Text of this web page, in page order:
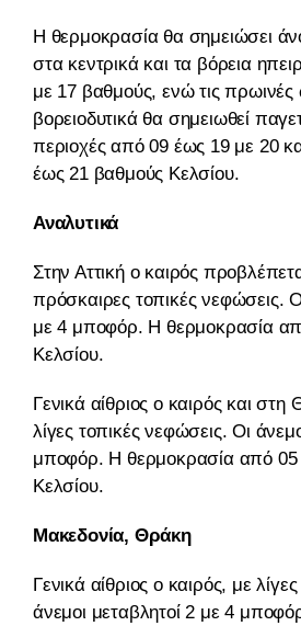
Η θερμοκρασία θα σημειώσει
στα κεντρικά και τα βόρεια
με 17 βαθμούς, ενώ τις
βορειοδυτικά θα σημειωθεί
περιοχές από 09 έως 19 με 20
έως 21 βαθμούς Κελσίου.
Αναλυτικά
Στην Αττική ο καιρός
πρόσκαιρες τοπικές νεφώσεις.
με 4 μποφόρ. Η θερμοκρασία
Κελσίου.
Γενικά αίθριος ο καιρός και
λίγες τοπικές νεφώσεις. Οι
μποφόρ. Η θερμοκρασία από
Κελσίου.
Μακεδονία, Θράκη
Γενικά αίθριος ο καιρός, με
άνεμοι μεταβλητοί 2 με 4